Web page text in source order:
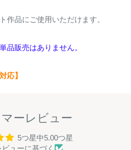
作品にご使用いただけます。
品販売はありません。
応】
ーレビュー
5つ星中5.00つ星
ューに基づく